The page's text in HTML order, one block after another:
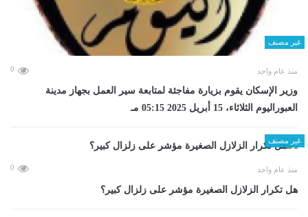
غير مصنف
منذ عام واحد 0
وزير الإسكان يقوم بزيارة مفاجئة لمتابعة سير العمل بجهاز مدينة
العبوراليوم الثلاثاء، 15 أبريل 2025 05:15 مـ
غير مصنف
منذ عام واحد 0
هل تكرار الزلازل الصغيرة مؤشر على زلزال كبير؟